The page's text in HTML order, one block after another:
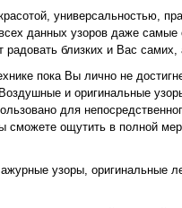
универсальностью,
данных узоров даже
радовать близких и Вас самих,
пока Вы лично не
и оригинальные
для
ощутить в полной
узоры, оригинальные